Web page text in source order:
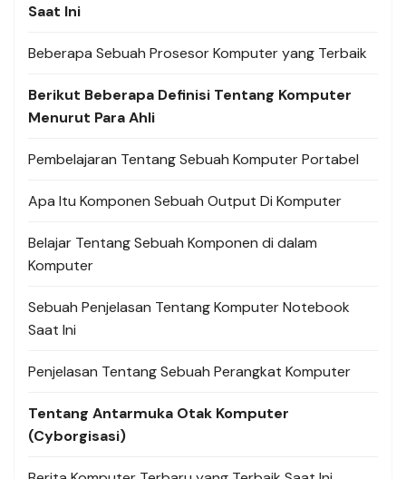
Saat Ini
Beberapa Sebuah Prosesor Komputer yang Terbaik
Berikut Beberapa Definisi Tentang Komputer
Menurut Para Ahli
Pembelajaran Tentang Sebuah Komputer Portabel
Apa Itu Komponen Sebuah Output Di Komputer
Belajar Tentang Sebuah Komponen di dalam
Komputer
Sebuah Penjelasan Tentang Komputer Notebook
Saat Ini
Penjelasan Tentang Sebuah Perangkat Komputer
Tentang Antarmuka Otak Komputer
(Cyborgisasi)